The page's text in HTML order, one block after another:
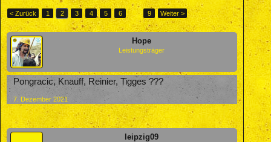
< Zurück 1 2 3 4 5 6 → 9 Weiter >
Hope
Leistungsträger
Pongracic, Knauff, Reinier, Tigges ???
7. Dezember 2021
leipzig09